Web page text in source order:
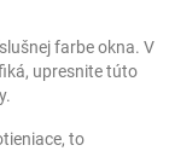
farbe okna. V
upresnite túto
to